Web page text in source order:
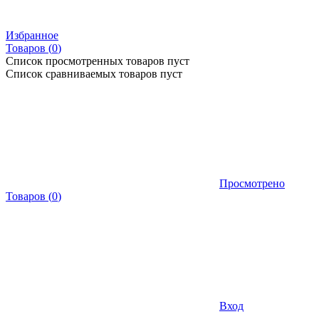
Избранное
Товаров (0)
Список просмотренных товаров пуст
Список сравниваемых товаров пуст
Просмотрено
Товаров (0)
Вход